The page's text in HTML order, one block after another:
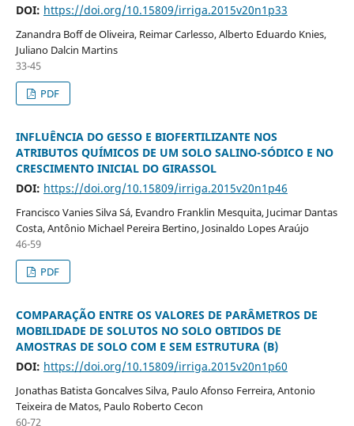
DOI: https://doi.org/10.15809/irriga.2015v20n1p33
Zanandra Boff de Oliveira, Reimar Carlesso, Alberto Eduardo Knies,
Juliano Dalcin Martins
33-45
PDF
INFLUÊNCIA DO GESSO E BIOFERTILIZANTE NOS
ATRIBUTOS QUÍMICOS DE UM SOLO SALINO-SÓDICO E NO
CRESCIMENTO INICIAL DO GIRASSOL
DOI: https://doi.org/10.15809/irriga.2015v20n1p46
Francisco Vanies Silva Sá, Evandro Franklin Mesquita, Jucimar Dantas
Costa, Antônio Michael Pereira Bertino, Josinaldo Lopes Araújo
46-59
PDF
COMPARAÇÃO ENTRE OS VALORES DE PARÂMETROS DE
MOBILIDADE DE SOLUTOS NO SOLO OBTIDOS DE
AMOSTRAS DE SOLO COM E SEM ESTRUTURA (B)
DOI: https://doi.org/10.15809/irriga.2015v20n1p60
Jonathas Batista Goncalves Silva, Paulo Afonso Ferreira, Antonio
Teixeira de Matos, Paulo Roberto Cecon
60-72